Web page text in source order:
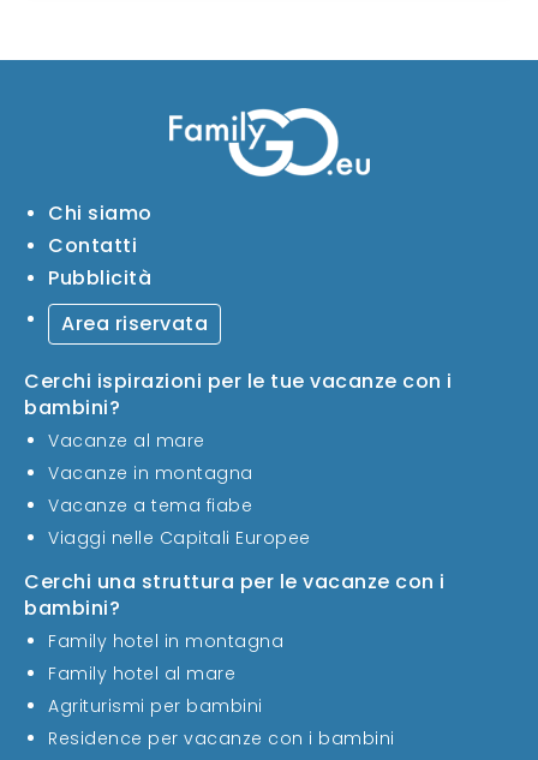
Chi siamo
Contatti
Pubblicità
Area riservata
Cerchi ispirazioni per le tue vacanze con i
bambini?
Vacanze al mare
Vacanze in montagna
Vacanze a tema fiabe
Viaggi nelle Capitali Europee
Cerchi una struttura per le vacanze con i
bambini?
Family hotel in montagna
Family hotel al mare
Agriturismi per bambini
Residence per vacanze con i bambini